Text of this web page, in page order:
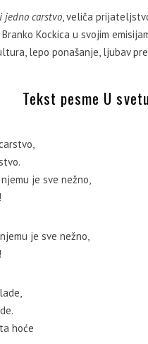
jedno carstvo, veliča
Kockica u svojim
lepo ponašanje, ljubav
Tekst pesme U
je sve nežno,
je sve nežno,
hoće